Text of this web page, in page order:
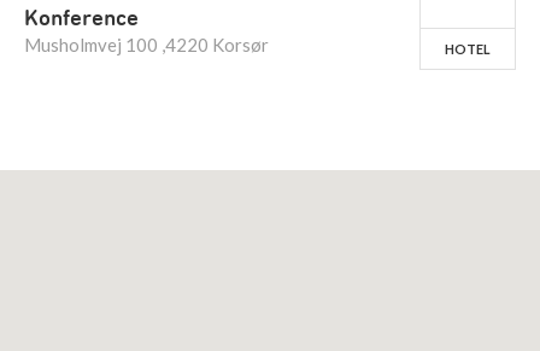
Konference
Musholmvej 100 ,4220 Korsør HOTEL